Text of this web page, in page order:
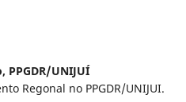
PPGDR/UNIJUÍ
Regonal no PPGDR/UNIJUI.